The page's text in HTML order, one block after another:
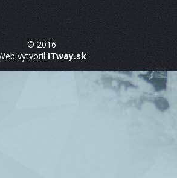
© 2016
vytvoril ITway.sk